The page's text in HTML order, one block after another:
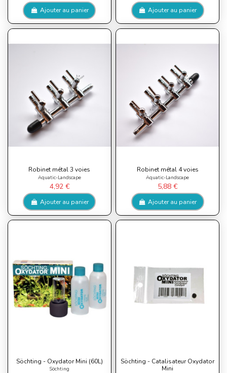
Ajouter au panier Ajouter au panier
Robinet métal 3 voies
Aquatic-Landscape
4,92 €
Ajouter au panier
Robinet métal 4 voies
Aquatic-Landscape
5,88 €
Ajouter au panier
Söchting - Oxydator Mini (60L)
Söchting
Söchting - Catalisateur Oxydator
Mini